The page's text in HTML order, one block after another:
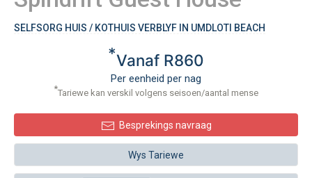
SELFSORG HUIS / KOTHUIS VERBLYF IN UMDLOTI BEACH
*Vanaf R860
Per eenheid per nag
*Tariewe kan verskil volgens seisoen/aantal mense
Besprekings navraag
Wys Tariewe